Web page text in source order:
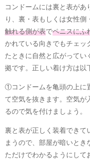
コンドームには裏と表が
り、裏・表もしくは女性側
触れる側が表でペニスにふ
かれている向きでもチェッ
たときに自然と広がって
拠です。正しい着け方は以
①コンドームを亀頭の上に
て空気を抜きます。空気
るので気を付けましょう。
裏と表が正しく装着できて
まうので、部屋が暗いと
ただけでわかるようにし